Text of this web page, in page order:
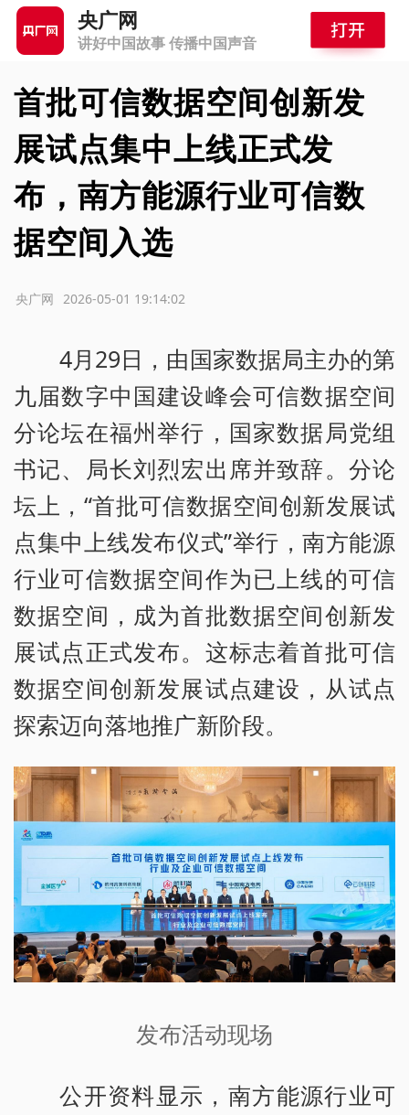
央广网
讲好中国故事 传播中国声音
首批可信数据空间创新发
展试点集中上线正式发
布，南方能源行业可信数
据空间入选
2026-05-01 19:14:02
央广网
4月29日，由国家数据局主办的第
九届数字中国建设峰会可信数据空间
分论坛在福州举行，国家数据局党组
书记、局长刘烈宏出席并致辞。分论
坛上，“首批可信数据空间创新发展试
点集中上线发布仪式”举行，南方能源
行业可信数据空间作为已上线的可信
数据空间，成为首批数据空间创新发
展试点正式发布。这标志着首批可信
数据空间创新发展试点建设，从试点
探索迈向落地推广新阶段。
发布活动现场
公开资料显示，南方能源行业可